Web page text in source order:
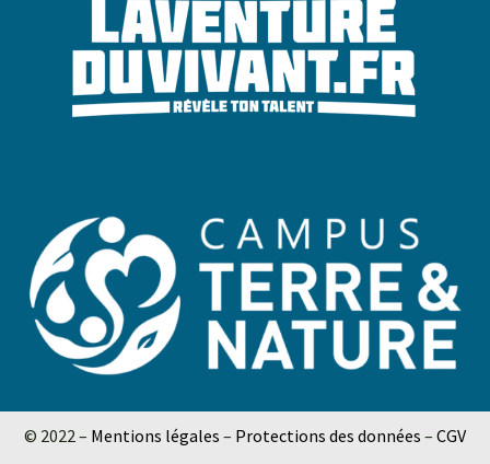
© 2022 – Mentions légales – Protections des données – CGV